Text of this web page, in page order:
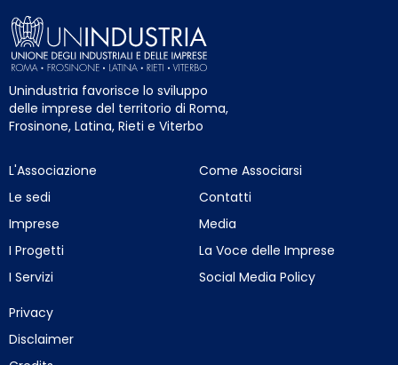
Unindustria favorisce lo sviluppo
delle imprese del territorio di Roma,
Frosinone, Latina, Rieti e Viterbo
L'Associazione
Le sedi
Imprese
I Progetti
I Servizi
Come Associarsi
Contatti
Media
La Voce delle Imprese
Social Media Policy
Privacy
Disclaimer